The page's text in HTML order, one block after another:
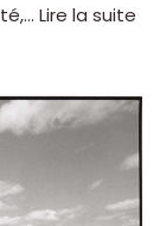
Lire la suite